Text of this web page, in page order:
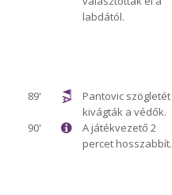
labdától.
89'
Pantovic szögletét
kivágták a védők.
90'
A játékvezető 2
percet hosszabbít.